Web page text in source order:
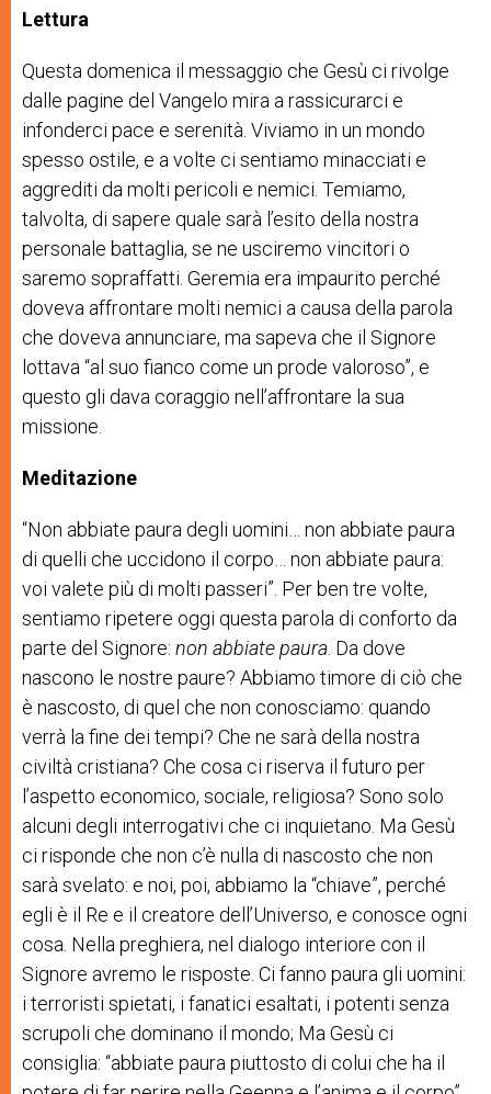
p
p
Lettura
Questa domenica il messaggio che Gesù ci rivolge
dalle pagine del Vangelo mira a rassicurarci e
infonderci pace e serenità. Viviamo in un mondo
spesso ostile, e a volte ci sentiamo minacciati e
aggrediti da molti pericoli e nemici. Temiamo,
talvolta, di sapere quale sarà l’esito della nostra
personale battaglia, se ne usciremo vincitori o
saremo sopraffatti. Geremia era impaurito perché
doveva affrontare molti nemici a causa della parola
che doveva annunciare, ma sapeva che il Signore
lottava “al suo fianco come un prode valoroso”, e
questo gli dava coraggio nell’affrontare la sua
missione.
Meditazione
“Non abbiate paura degli uomini… non abbiate paura
di quelli che uccidono il corpo… non abbiate paura:
voi valete più di molti passeri”. Per ben tre volte,
sentiamo ripetere oggi questa parola di conforto da
parte del Signore: non abbiate paura . Da dove
nascono le nostre paure? Abbiamo timore di ciò che
è nascosto, di quel che non conosciamo: quando
verrà la fine dei tempi? Che ne sarà della nostra
civiltà cristiana? Che cosa ci riserva il futuro per
l’aspetto economico, sociale, religiosa? Sono solo
alcuni degli interrogativi che ci inquietano. Ma Gesù
ci risponde che non c’è nulla di nascosto che non
sarà svelato: e noi, poi, abbiamo la “chiave”, perché
egli è il Re e il creatore dell’Universo, e conosce ogni
cosa. Nella preghiera, nel dialogo interiore con il
Signore avremo le risposte. Ci fanno paura gli uomini:
i terroristi spietati, i fanatici esaltati, i potenti senza
scrupoli che dominano il mondo; Ma Gesù ci
consiglia: “abbiate paura piuttosto di colui che ha il